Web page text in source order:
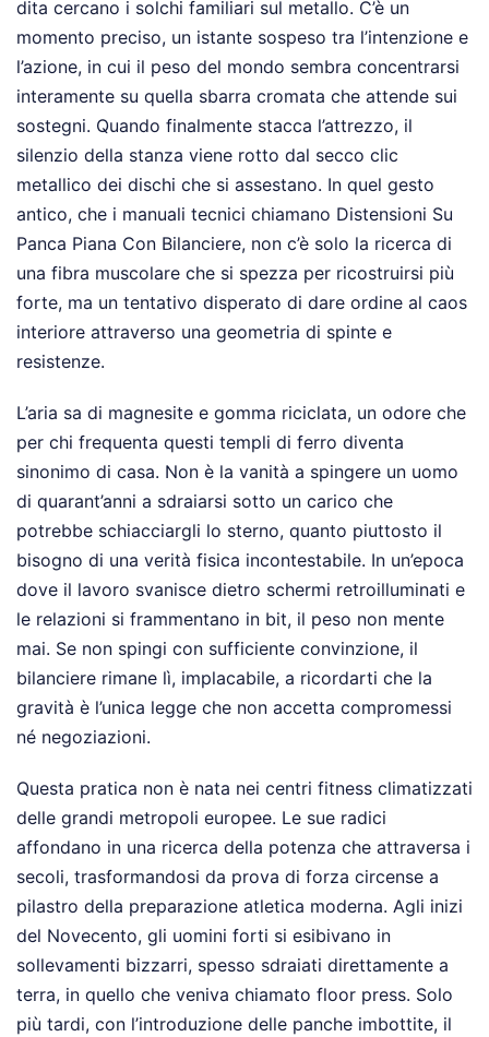
dita cercano i solchi familiari sul metallo. C’è un
momento preciso, un istante sospeso tra l’intenzione e
l’azione, in cui il peso del mondo sembra concentrarsi
interamente su quella sbarra cromata che attende sui
sostegni. Quando finalmente stacca l’attrezzo, il
silenzio della stanza viene rotto dal secco clic
metallico dei dischi che si assestano. In quel gesto
antico, che i manuali tecnici chiamano Distensioni Su
Panca Piana Con Bilanciere, non c’è solo la ricerca di
una fibra muscolare che si spezza per ricostruirsi più
forte, ma un tentativo disperato di dare ordine al caos
interiore attraverso una geometria di spinte e
resistenze.
L’aria sa di magnesite e gomma riciclata, un odore che
per chi frequenta questi templi di ferro diventa
sinonimo di casa. Non è la vanità a spingere un uomo
di quarant’anni a sdraiarsi sotto un carico che
potrebbe schiacciargli lo sterno, quanto piuttosto il
bisogno di una verità fisica incontestabile. In un’epoca
dove il lavoro svanisce dietro schermi retroilluminati e
le relazioni si frammentano in bit, il peso non mente
mai. Se non spingi con sufficiente convinzione, il
bilanciere rimane lì, implacabile, a ricordarti che la
gravità è l’unica legge che non accetta compromessi
né negoziazioni.
Questa pratica non è nata nei centri fitness climatizzati
delle grandi metropoli europee. Le sue radici
affondano in una ricerca della potenza che attraversa i
secoli, trasformandosi da prova di forza circense a
pilastro della preparazione atletica moderna. Agli inizi
del Novecento, gli uomini forti si esibivano in
sollevamenti bizzarri, spesso sdraiati direttamente a
terra, in quello che veniva chiamato floor press. Solo
più tardi, con l’introduzione delle panche imbottite, il